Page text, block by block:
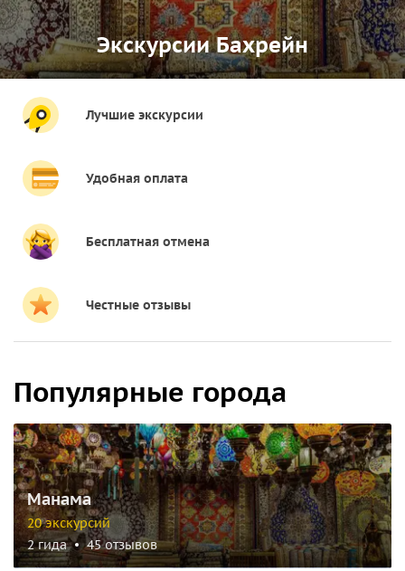
Экскурсии Бахрейн
Лучшие экскурсии
Удобная оплата
Бесплатная отмена
Честные отзывы
Популярные города
Манама
20 экскурсий
2 гида
45 отзывов